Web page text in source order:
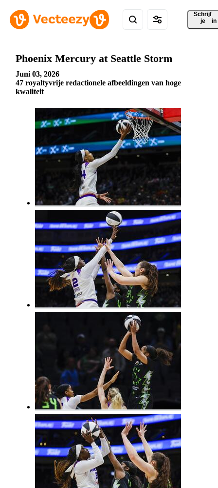
Schrijf
je
in
Phoenix Mercury at Seattle Storm
Juni 03, 2026
47 royaltyvrije redactionele afbeeldingen van hoge
kwaliteit